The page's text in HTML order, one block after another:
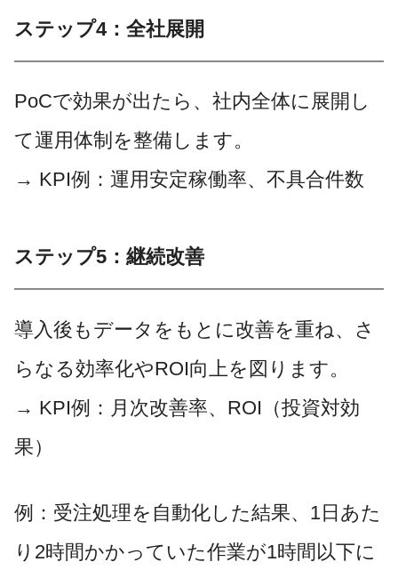
ステップ4：全社展開
PoCで効果が出たら、社内全体に展開し
て運用体制を整備します。
→ KPI例：運用安定稼働率、不具合件数
ステップ5：継続改善
導入後もデータをもとに改善を重ね、さ
らなる効率化やROI向上を図ります。
→ KPI例：月次改善率、ROI（投資対効
果）
例：受注処理を自動化した結果、1日あた
り2時間かかっていた作業が1時間以下に